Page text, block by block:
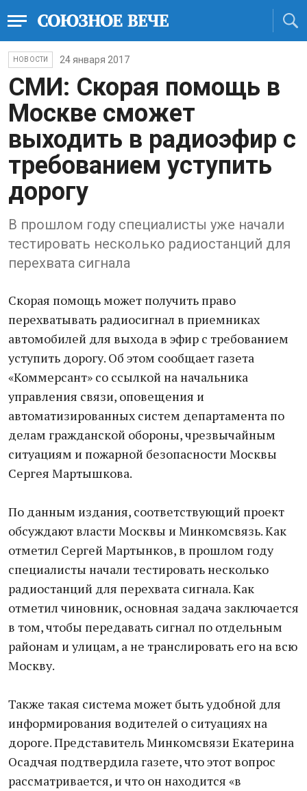
НОВОСТИ 24 января 2017
СМИ: Скорая помощь в
Москве сможет
выходить в радиоэфир с
требованием уступить
дорогу
В прошлом году специалисты уже начали
тестировать несколько радиостанций для
перехвата сигнала
Скорая помощь может получить право
перехватывать радиосигнал в приемниках
автомобилей для выхода в эфир с требованием
уступить дорогу. Об этом сообщает газета
«Коммерсант» со ссылкой на начальника
управления связи, оповещения и
автоматизированных систем департамента по
делам гражданской обороны, чрезвычайным
ситуациям и пожарной безопасности Москвы
Сергея Мартышкова.
По данным издания, соответствующий проект
обсуждают власти Москвы и Минкомсвязь. Как
отметил Сергей Мартынков, в прошлом году
специалисты начали тестировать несколько
радиостанций для перехвата сигнала. Как
отметил чиновник, основная задача заключается
в том, чтобы передавать сигнал по отдельным
районам и улицам, а не транслировать его на всю
Москву.
Также такая система может быть удобной для
информирования водителей о ситуациях на
дороге. Представитель Минкомсвязи Екатерина
Осадчая подтвердила газете, что этот вопрос
рассматривается, и что он находится «в